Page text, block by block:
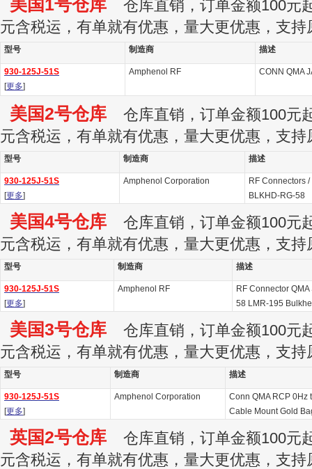
美国1号仓库 仓库直销，订单金额100元
元含税运，有单就有优惠，量大更优惠，支持
型号 制造商 描述
930-125J-51S
[更多]
Amphenol RF CONN QMA
美国2号仓库 仓库直销，订单金额100元
元含税运，有单就有优惠，量大更优惠，支持
型号 制造商 描述
930-125J-51S
[更多]
Amphenol Corporation
RF Connectors
BLKHD-RG-58
美国4号仓库 仓库直销，订单金额100元
元含税运，有单就有优惠，量大更优惠，支持
型号 制造商 描述
930-125J-51S
[更多]
Amphenol RF
RF Connector
58 LMR-195
美国3号仓库 仓库直销，订单金额100元
元含税运，有单就有优惠，量大更优惠，支持
型号 制造商 描述
930-125J-51S
[更多]
Amphenol Corporation
Conn QMA RCP 0Hz
Cable Mount Gold
英国2号仓库 仓库直销，订单金额100元
元含税运，有单就有优惠，量大更优惠，支持